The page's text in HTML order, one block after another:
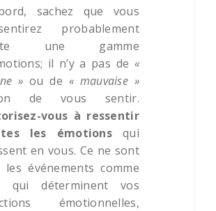
sachez que vous
probablement
une gamme
il n’y a pas de «
» ou de « mauvaise »
de vous sentir.
vous à ressentir
les émotions qui
en vous. Ce ne sont
les événements comme
qui déterminent vos
émotionnelles,